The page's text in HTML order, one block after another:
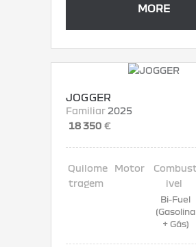
MORE
JOGGER
Familiar 2025
18 350 €
Bi-Fuel
(Gasolina
+ Gás)